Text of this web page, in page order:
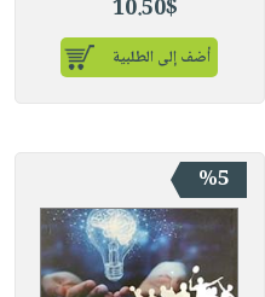
10.50$
أضف إلى الطلبية
%5